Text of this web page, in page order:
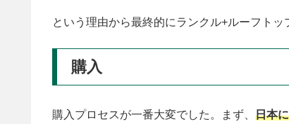
という理由から最終的にランクル+ルーフトッ
購入
購入プロセスが一番大変でした。まず、 日本